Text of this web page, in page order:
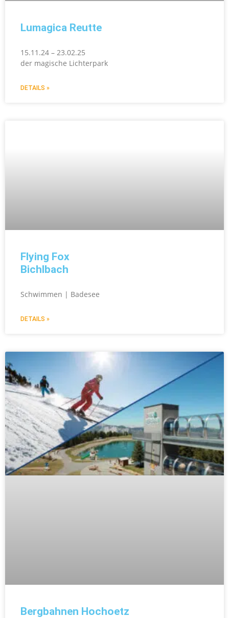
Lumagica Reutte
15.11.24 – 23.02.25
der magische Lichterpark
DETAILS »
Flying Fox
Bichlbach
Schwimmen | Badesee
DETAILS »
Bergbahnen Hochoetz